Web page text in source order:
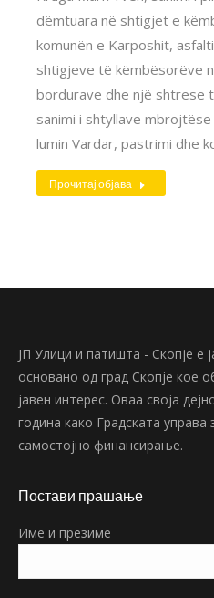
dëmtuara në shtigjet e
komunën e Karposhit,
shtigjeve të këmbësorëve
bordurave dhe një shtrese
sanimi i shtyllave
lumin Vardar, pastrimi dhe
Прочитај објава
ЈП Улици и патишта - Скопје е
основано од град Скопје кое
јавен интерес. Оваа своја
година како Градската управа
самостојно финансирање.
Постави прашање
Име и презиме